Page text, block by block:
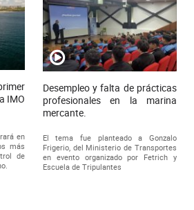
IMO
en
más
de
Desempleo y falta de prácticas
profesionales en la marina
mercante.
El tema fue planteado a Gonzalo
Frigerio, del Ministerio de Transportes
en evento organizado por Fetrich y
Escuela de Tripulantes